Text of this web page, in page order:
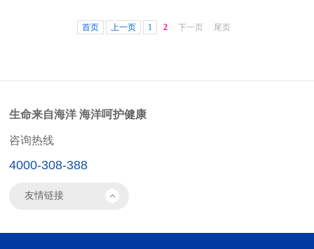
首页 上一页 1 2 下一页 尾页
生命来自海洋 海洋呵护健康
咨询热线
4000-308-388